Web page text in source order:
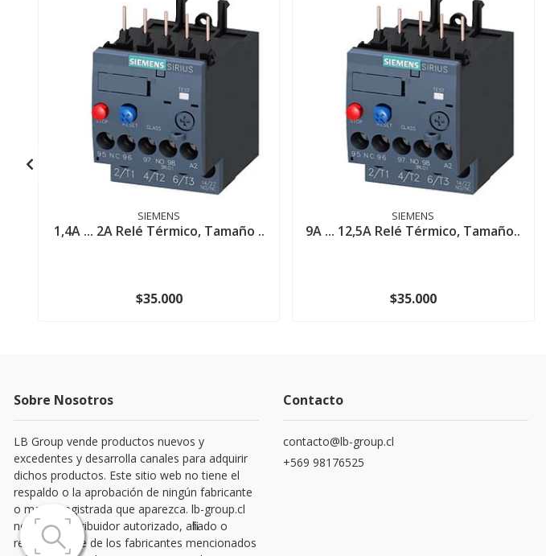
SIEMENS
1,4A ... 2A Relé Térmico, Tamaño ..
$35.000
SIEMENS
9A ... 12,5A Relé Térmico, Tamaño..
$35.000
Sobre Nosotros
LB Group vende productos nuevos y
excedentes y desarrolla canales para adquirir
dichos productos. Este sitio web no tiene el
respaldo o la aprobación de ningún fabricante
o marca registrada que aparezca. lb-group.cl
no es un distribuidor autorizado, afiliado o
representante de los fabricantes mencionados
Contacto
contacto@lb-group.cl
+569 98176525